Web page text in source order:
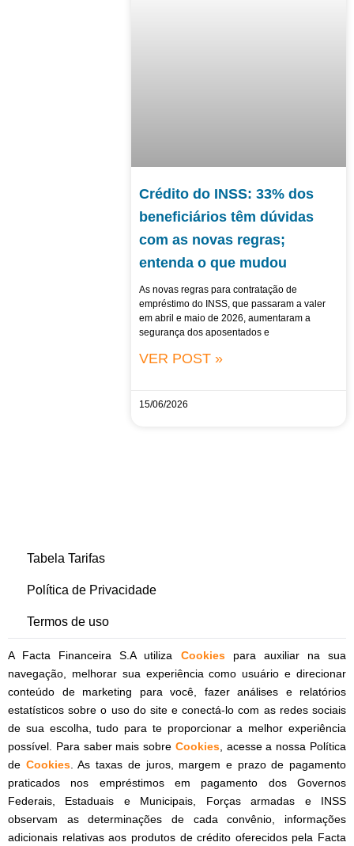
Crédito do INSS: 33% dos
beneficiários têm dúvidas
com as novas regras;
entenda o que mudou
As novas regras para contratação de
empréstimo do INSS, que passaram a valer
em abril e maio de 2026, aumentaram a
segurança dos aposentados e
VER POST »
15/06/2026
Tabela Tarifas
Política de Privacidade
Termos de uso
A Facta Financeira S.A utiliza Cookies
para auxiliar na sua
navegação, melhorar sua experiência como usuário e direcionar
conteúdo de marketing para você, fazer análises e relatórios
estatísticos sobre o uso do site e conectá-lo com as redes sociais
de sua escolha, tudo para te proporcionar a melhor experiência
possível. Para saber mais sobre Cookies, acesse a nossa Política
de Cookies. As taxas de juros, margem e prazo de pagamento
praticados nos empréstimos em pagamento dos Governos
Federais, Estaduais e Municipais, Forças armadas e INSS
observam as determinações de cada convênio, informações
adicionais relativas aos produtos de crédito oferecidos pela Facta